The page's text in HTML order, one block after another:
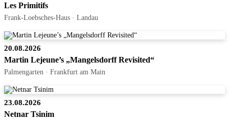
Les Primitifs
Frank-Loebsches-Haus · Landau
20.08.2026
Martin Lejeune’s „Mangelsdorff Revisited“
Palmengarten · Frankfurt am Main
23.08.2026
Netnar Tsinim